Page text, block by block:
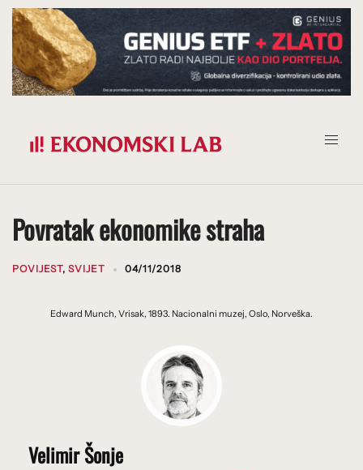
Prijeđi
na
sadržaj
Povratak ekonomike straha
POVIJEST, SVIJET 04/11/2018
Edward Munch, Vrisak, 1893. Nacionalni muzej, Oslo, Norveška.
Velimir Šonje